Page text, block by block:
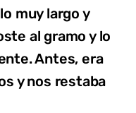
muy largo y
al gramo y lo
Antes, era
y nos restaba